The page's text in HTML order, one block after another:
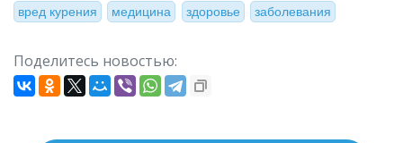
вред курения медицина здоровье заболевания
Поделитесь новостью: